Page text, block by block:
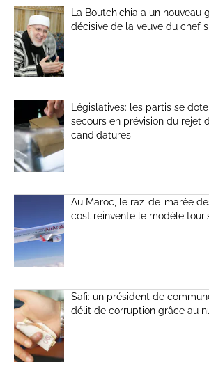
La Boutchichia a un nouveau
décisive de la veuve du chef
Législatives: les partis se
secours en prévision du rejet
candidatures
Au Maroc, le raz-de-marée
cost réinvente le modèle
Safi: un président de
délit de corruption grâce au